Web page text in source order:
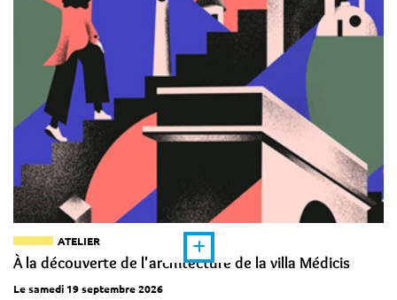
ATELIER
À la découverte de l'architecture de la villa Médicis
Le samedi 19 septembre 2026